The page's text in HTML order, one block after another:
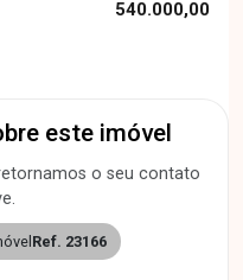
540.000,00
este imóvel
o seu contato
Ref. 23166